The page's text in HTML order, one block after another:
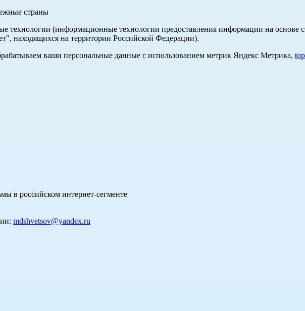
страны
технологии (информационные технологии предоставления информации на основе
находящихся на территории Российской Федерации).
ваши персональные данные с использованием метрик Яндекс Метрика,
в российском интернет-сегменте
mdshvetsov@yandex.ru